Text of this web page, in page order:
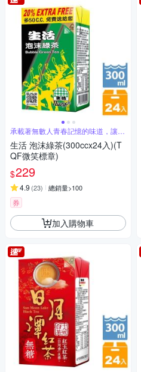
承載著無數人青春記憶的味道，讓人
難以忘懷
生活 泡沫綠茶(300ccx24入)(T
QF微笑標章)
$229
4.9 (23) 總銷量>100
券
加入購物車